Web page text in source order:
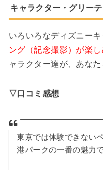
キャラクター・グリー
いろいろなディズニー
ング（記念撮影）が楽し
ャラクター達が、あな
▽口コミ感想
東京では体験できない
港パークの一番の魅力で